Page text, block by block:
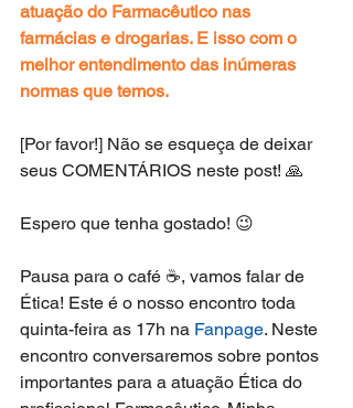
atuação do Farmacêutico nas
farmácias e drogarias. E isso com o
melhor entendimento das inúmeras
normas que temos.
[Por favor!] Não se esqueça de deixar
seus COMENTÁRIOS neste post! 🙏
Espero que tenha gostado! 😉
Pausa para o café ☕, vamos falar de
Ética! Este é o nosso encontro toda
quinta-feira as 17h na Fanpage. Neste
encontro conversaremos sobre pontos
importantes para a atuação Ética do